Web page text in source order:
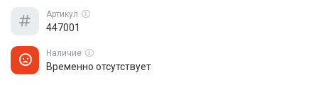
Артикул
447001
Наличие
Временно отсутствует